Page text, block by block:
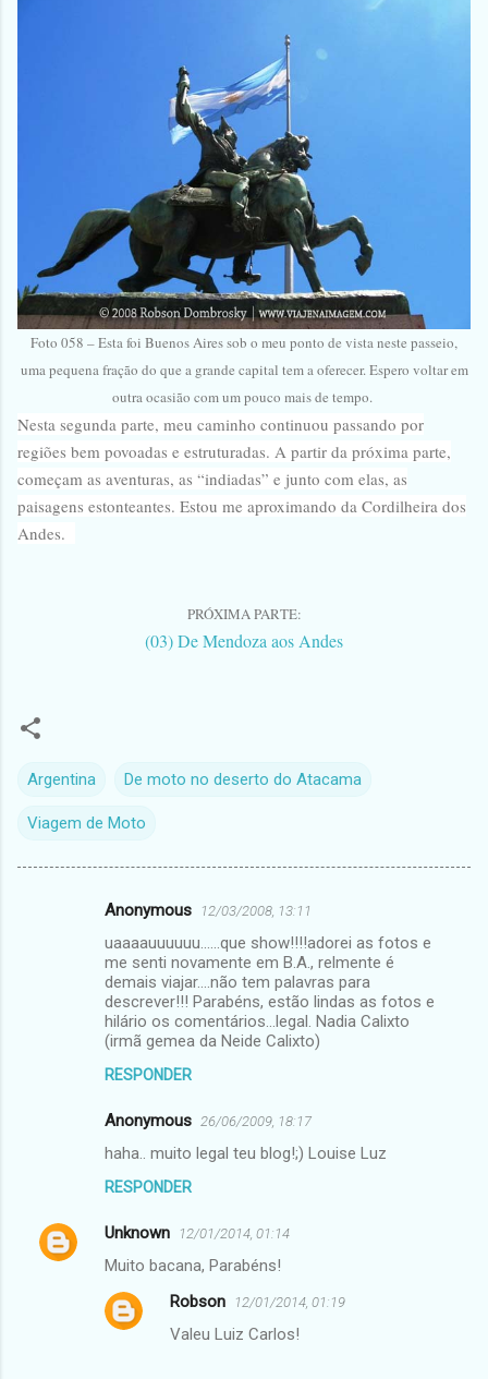
Foto 058 – Esta foi Buenos Aires sob o meu ponto de vista neste passeio,
uma pequena fração do que a grande capital tem a oferecer. Espero voltar em
outra ocasião com um pouco mais de tempo.
Nesta segunda parte, meu caminho continuou passando por
regiões bem povoadas e estruturadas. A partir da próxima parte,
começam as aventuras, as “indiadas” e junto com elas, as
paisagens estonteantes. Estou me aproximando da Cordilheira dos
Andes.
PRÓXIMA PARTE:
(03) De Mendoza aos Andes
Argentina De moto no deserto do Atacama
Viagem de Moto
s
Anonymous 12/03/2008, 13:11
uaaaauuuuuu......que show!!!!adorei as fotos e
me senti novamente em B.A., relmente é
demais viajar....não tem palavras para
descrever!!! Parabéns, estão lindas as fotos e
hilário os comentários...legal. Nadia Calixto
(irmã gemea da Neide Calixto)
RESPONDER
Anonymous 26/06/2009, 18:17
haha.. muito legal teu blog!;) Louise Luz
RESPONDER
Unknown 12/01/2014, 01:14
Muito bacana, Parabéns!
Robson 12/01/2014, 01:19
Valeu Luiz Carlos!